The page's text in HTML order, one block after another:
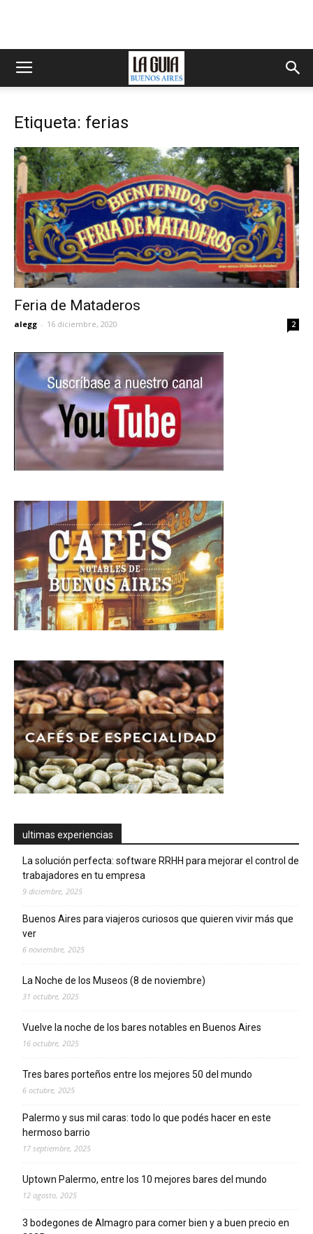
Etiqueta: ferias
Feria de Mataderos
alegg - 16 diciembre, 2020 2
ultimas experiencias
La solución perfecta: software RRHH para mejorar el control de
trabajadores en tu empresa
9 diciembre, 2025
Buenos Aires para viajeros curiosos que quieren vivir más que
ver
6 noviembre, 2025
La Noche de los Museos (8 de noviembre)
31 octubre, 2025
Vuelve la noche de los bares notables en Buenos Aires
16 octubre, 2025
Tres bares porteños entre los mejores 50 del mundo
6 octubre, 2025
Palermo y sus mil caras: todo lo que podés hacer en este
hermoso barrio
17 septiembre, 2025
Uptown Palermo, entre los 10 mejores bares del mundo
12 agosto, 2025
3 bodegones de Almagro para comer bien y a buen precio en